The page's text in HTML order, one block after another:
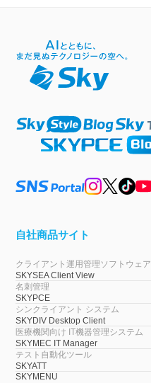
自社商品サイト
クライアント運用管理ソフトウェア
SKYSEA Client View
名刺管理
SKYPCE
シンクライアント システム
SKYDIV Desktop Client
医療機関向け IT機器管理システム
SKYMEC IT Manager
テスト自動化ツール
SKYATT
SKYMENU